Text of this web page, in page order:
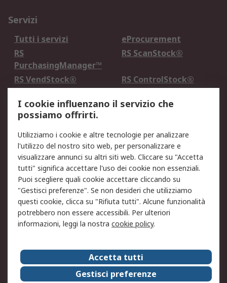
Servizi
Tutti i servizi
eProcurement
RS
PurchasingManager™
RS ScanStock®
RS VendStock®
RS ControlStock®
Legale
Informativa Cookie
Informativa Privacy -
Aggiornata
Email Security
Termini d'uso
Condizioni di vendita
Condizioni generali di
servizio
Etica e responsabilità
Chi Siamo
Chi Siamo
Contattaci
Supporto
ESG
Carriere
RS Group
I cookie influenzano il servizio che
possiamo offrirti.
Utilizziamo i cookie e altre tecnologie per analizzare
l'utilizzo del nostro sito web, per personalizzare e
visualizzare annunci su altri siti web. Cliccare su "Accetta
tutti" significa accettare l'uso dei cookie non essenziali.
Puoi scegliere quali cookie accettare cliccando su
"Gestisci preferenze". Se non desideri che utilizziamo
questi cookie, clicca su "Rifiuta tutti". Alcune funzionalità
potrebbero non essere accessibili. Per ulteriori
informazioni, leggi la nostra cookie policy.
Accetta tutti
Gestisci preferenze